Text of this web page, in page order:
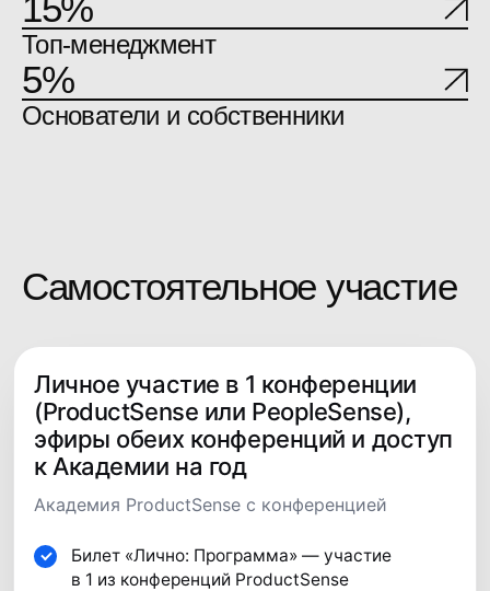
Личное участие в 1 конференции
(ProductSense или PeopleSense),
эфиры обеих конференций и доступ
к Академии на год
Академия ProductSense с конференцией
Билет «Лично: Программа» — участие
в 1 из конференций ProductSense
Онлайн- и офлайн-
пространство для общения с
участниками и спикерами
Пакет участника
65 000 руб*